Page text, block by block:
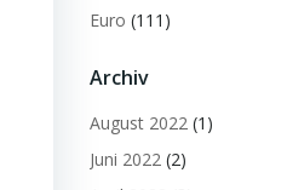
Euro (111)
Archiv
August 2022 (1)
Juni 2022 (2)